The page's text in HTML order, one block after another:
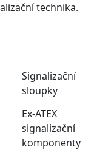
technika.
Signalizační
sloupky
Ex-ATEX
signalizační
komponenty